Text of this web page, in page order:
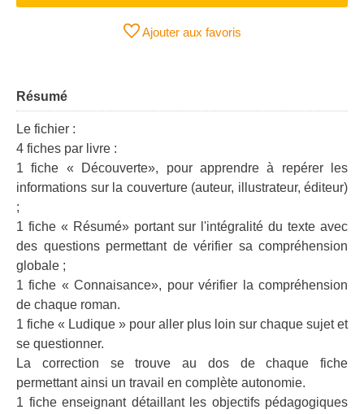
Ajouter aux favoris
Résumé
Le fichier :
4 fiches par livre :
1 fiche « Découverte», pour apprendre à repérer les
informations sur la couverture (auteur, illustrateur, éditeur)
;
1 fiche « Résumé» portant sur l'intégralité du texte avec
des questions permettant de vérifier sa compréhension
globale ;
1 fiche « Connaisance», pour vérifier la compréhension
de chaque roman.
1 fiche « Ludique » pour aller plus loin sur chaque sujet et
se questionner.
La correction se trouve au dos de chaque fiche
permettant ainsi un travail en complète autonomie.
1 fiche enseignant détaillant les objectifs pédagogiques